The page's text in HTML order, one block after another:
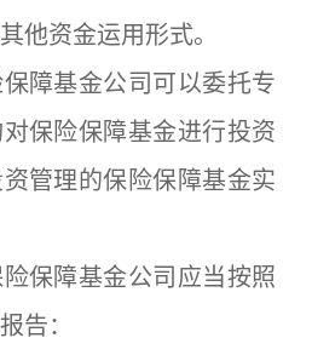
他资金运用形式。
基金公司可以委托专
保险保障基金进行投资
管理的保险保障基金实
障基金公司应当按照
告：